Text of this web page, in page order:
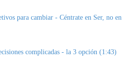
para cambiar - Céntrate en Ser, no en
complicadas - la 3 opción (1:43)